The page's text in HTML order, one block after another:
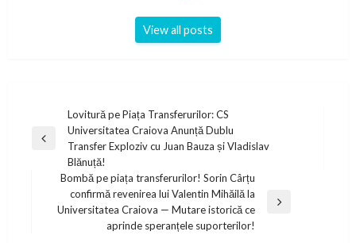
View all posts
navigation
Previous
Lovitură pe Piața Transferurilor: CS
Universitatea Craiova Anunță Dublu
Transfer Exploziv cu Juan Bauza și Vladislav
Blănuță!
Next
Bombă pe piața transferurilor! Sorin Cârțu
confirmă revenirea lui Valentin Mihăilă la
Universitatea Craiova — Mutare istorică ce
aprinde speranțele suporterilor!